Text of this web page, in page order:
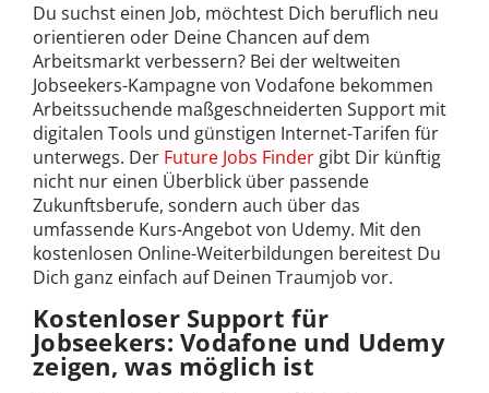
Du suchst einen Job, möchtest Dich beruflich neu
orientieren oder Deine Chancen auf dem
Arbeitsmarkt verbessern? Bei der weltweiten
Jobseekers-Kampagne von Vodafone bekommen
Arbeitssuchende maßgeschneiderten Support mit
digitalen Tools und günstigen Internet-Tarifen für
unterwegs. Der Future Jobs Finder gibt Dir künftig
nicht nur einen Überblick über passende
Zukunftsberufe, sondern auch über das
umfassende Kurs-Angebot von Udemy. Mit den
kostenlosen Online-Weiterbildungen bereitest Du
Dich ganz einfach auf Deinen Traumjob vor.
Kostenloser Support für
Jobseekers: Vodafone und Udemy
zeigen, was möglich ist